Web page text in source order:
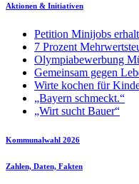
Aktionen & Initiativen
Petition Minijobs
7 Prozent
Olympiabewerbung
Gemeinsam gegen
Wirte kochen für
„Bayern schmeckt.“
„Wirt sucht Bauer“
Kommunalwahl 2026
Zahlen, Daten, Fakten